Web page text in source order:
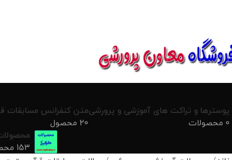
پوسترها و تراکت های آموزشی و پرورشی
0 محصولات
متن کنفرانس مسابقات
20 محصول
153 محصول